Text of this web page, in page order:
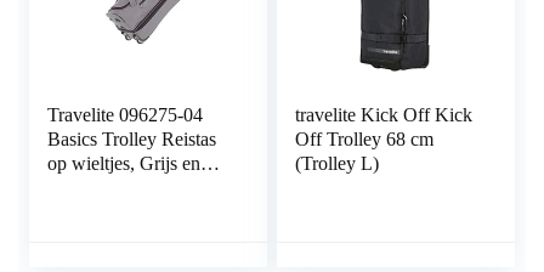
Travelite 096275-04
Basics Trolley Reistas
op wieltjes, Grijs en
travelite Kick Off Kick
Off Trolley 68 cm
(Trolley L)